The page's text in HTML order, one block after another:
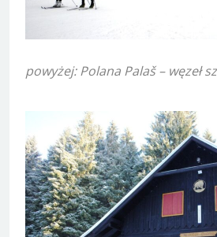
powyżej: Polana Palaš – węzeł